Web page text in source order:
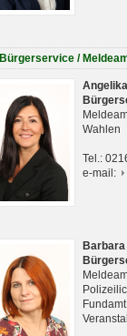
Bürgerservice /
Wahlen
Tel.:
e-mail: